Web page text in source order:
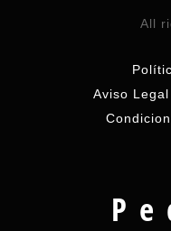
All
Aviso